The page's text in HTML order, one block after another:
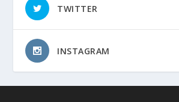
TWITTER
INSTAGRAM